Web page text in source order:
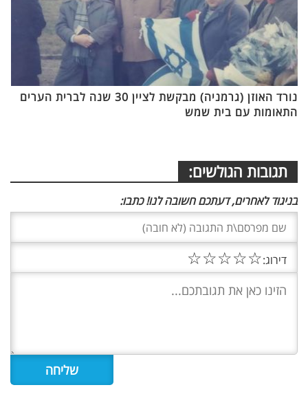
נורד האוזן (גרמניה) מבקשת לציין 30 שנה לברית הערים
התאומות עם בית שמש
תגובות הגולשים:
בניגוד לאחרים, דעתכם חשובה לנו! כתבו:
דירוג:☆
☆
☆
☆
☆